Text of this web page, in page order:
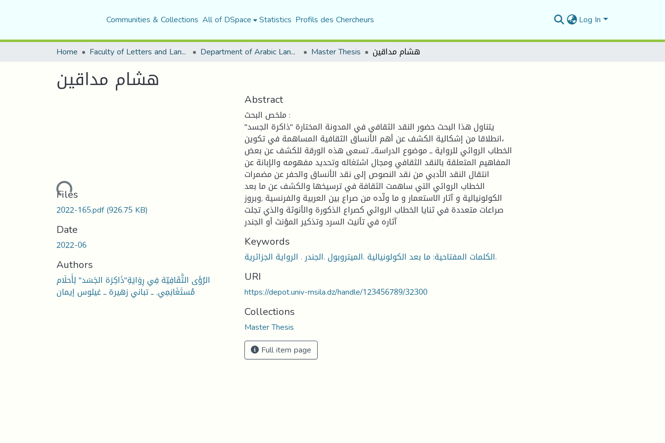
Communities & Collections All of DSpace Statistics Profils des Chercheurs Log In
Home Faculty of Letters and Languages Department of Arabic Language and Literature Master Thesis هشام مداقين
هشام مداقين
Loading...
Files
2022-165.pdf(926.75 KB)
Date
2022-06
Authors
الرُؤَى الثَّقَافِيّة فِي رِوَايَةِ"ذَاكِرَة الجَسَد" لِأَحلَام
مُستَغَانِمِي, ــ تباني زهيرة ــ غيلوس إيمان
Abstract
ملخص البحث :
يتناول هذا البحث حضور النقد الثقافي في المدونة المختارة "ذاكرة الجسد"
،انطلاقا من إشكالية الكشف عن أهم الأنساق الثقافية المساهمة في تكوين
الخطاب الروائي للرواية ــ موضوع الدراسةــ تسعى هذه الورقة للكشف عن بعض
المفاهيم المتعلقة بالنقد الثقافي ومجال اشتغاله وتحديد مفهومه والإبانة عن
انتقال النقد الأدبي من نقد النصوص إلى نقد الأنساق والحفر عن مضمرات
الخطاب الروائي التي ساهمت الثقافة في ترسيخها والكشف عن ما بعد
الكولونيالية و آثار الاستعمار و ما ولّده من صراع بين العربية والفرنسية ,وبروز
صراعات متعددة في ثنايا الخطاب الروائي كصراع الذكورة والأنوثة والذي تجلت
آثاره في تأنيث السرد وتذكير المؤنث أو الجندر
Keywords
الكلمات المفتاحية: ما بعد الكولونيالية .الميتروبول .الجندر . الرواية الجزائرية.
URI
https://depot.univ-msila.dz/handle/123456789/32300
Collections
Master Thesis
Full item page